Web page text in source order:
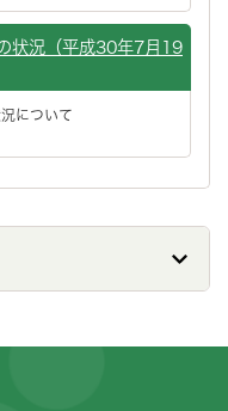
状況（平成30年7月19
について